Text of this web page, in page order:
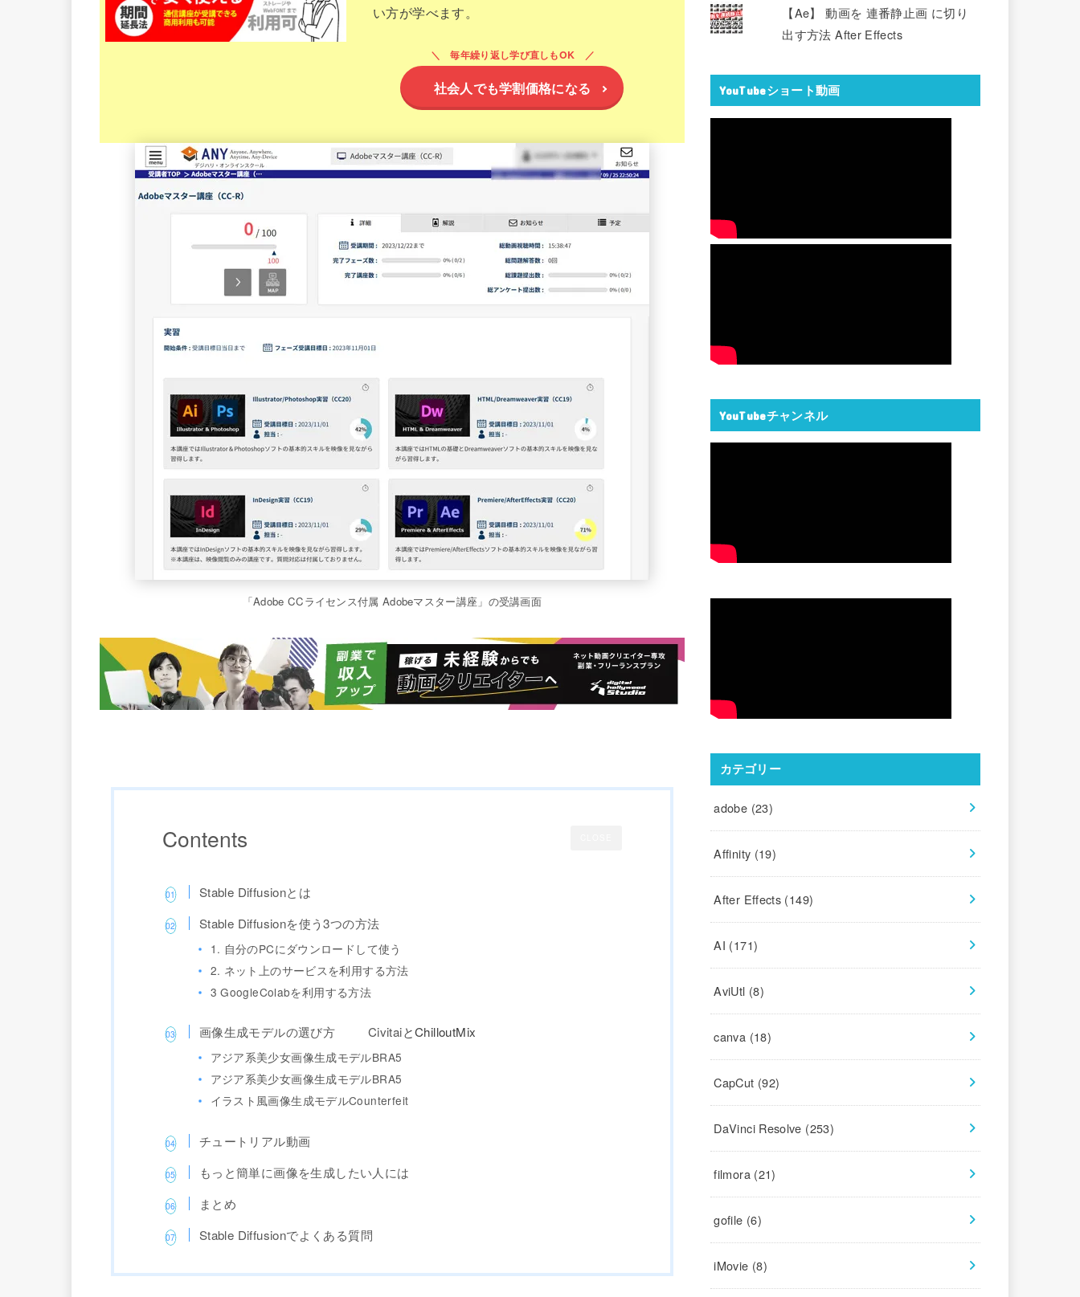
い方が学べます。
毎年繰り返し学び直しもOK
社会人でも学割価格になる
「Adobe CCライセンス付属 Adobeマスター講座」の受講画面
Contents
Stable Diffusionとは
Stable Diffusionを使う3つの方法
1. 自分のPCにダウンロードして使う
2. ネット上のサービスを利用する方法
3 GoogleColabを利用する方法
画像生成モデルの選び方 CivitaiとChilloutMix
アジア系美少女画像生成モデルBRA5
アジア系美少女画像生成モデルBRA5
イラスト風画像生成モデルCounterfeit
チュートリアル動画
もっと簡単に画像を生成したい人には
まとめ
Stable Diffusionでよくある質問
【Ae】 動画を 連番静止画 に切り
出す方法 After Effects
YouTubeショート動画
YouTubeチャンネル
カテゴリー
adobe (23)
Affinity (19)
After Effects (149)
AI (171)
AviUtl (8)
canva (18)
CapCut (92)
DaVinci Resolve (253)
filmora (21)
gofile (6)
iMovie (8)